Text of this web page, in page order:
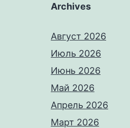
Archives
Август 2026
Июль 2026
Июнь 2026
Май 2026
Апрель 2026
Март 2026